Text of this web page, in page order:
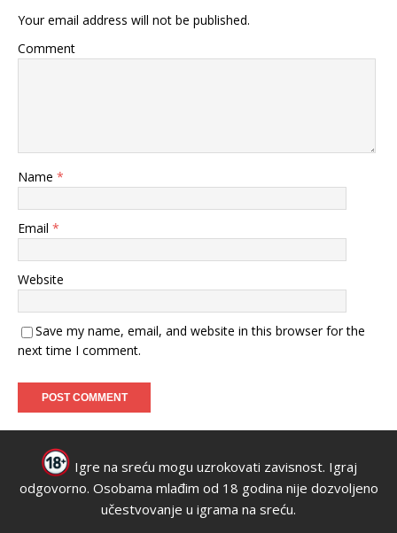
Your email address will not be published.
Comment
Name *
Email *
Website
Save my name, email, and website in this browser for the
next time I comment.
Igre na sreću mogu uzrokovati zavisnost. Igraj
odgovorno. Osobama mlađim od 18 godina nije dozvoljeno
učestvovanje u igrama na sreću.